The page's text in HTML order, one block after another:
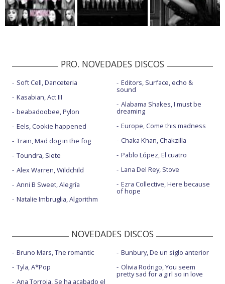
PRO. NOVEDADES DISCOS
Soft Cell, Danceteria
Kasabian, Act III
beabadoobee, Pylon
Eels, Cookie happened
Train, Mad dog in the fog
Toundra, Siete
Alex Warren, Wildchild
Anni B Sweet, Alegría
Natalie Imbruglia, Algorithm
Editors, Surface, echo &
sound
Alabama Shakes, I must be
dreaming
Europe, Come this madness
Chaka Khan, Chakzilla
Pablo López, El cuatro
Lana Del Rey, Stove
Ezra Collective, Here because
of hope
NOVEDADES DISCOS
Bruno Mars, The romantic
Tyla, A*Pop
Ana Torroja, Se ha acabado el
Bunbury, De un siglo anterior
Olivia Rodrigo, You seem
pretty sad for a girl so in love